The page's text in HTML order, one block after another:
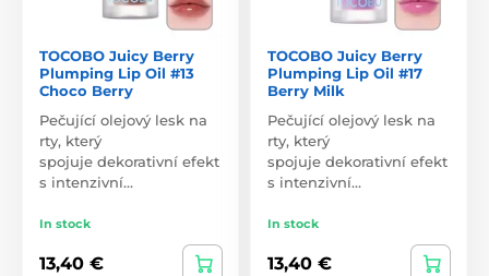
TOCOBO Juicy Berry
Plumping Lip Oil #13
Choco Berry
Pečující olejový lesk na
rty, který
spojuje dekorativní efekt
s intenzivní…
In stock
13,40 €
TOCOBO Juicy Berry
Plumping Lip Oil #17
Berry Milk
Pečující olejový lesk na
rty, který
spojuje dekorativní efekt
s intenzivní…
In stock
13,40 €